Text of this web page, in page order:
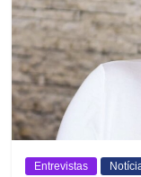
Entrevistas